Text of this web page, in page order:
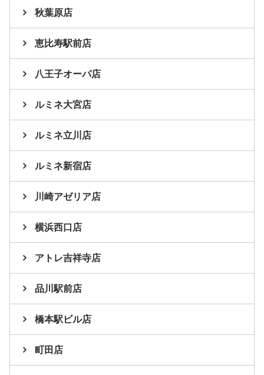
秋葉原店
恵比寿駅前店
八王子オーパ店
ルミネ大宮店
ルミネ立川店
ルミネ新宿店
川崎アゼリア店
横浜西口店
アトレ吉祥寺店
品川駅前店
橋本駅ビル店
町田店